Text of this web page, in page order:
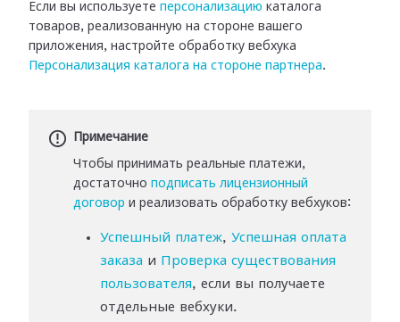
Если вы используете персонализацию каталога
товаров, реализованную на стороне вашего
приложения, настройте обработку вебхука
Персонализация каталога на стороне партнера.
Примечание
Чтобы принимать реальные платежи,
достаточно подписать лицензионный
договор и реализовать обработку вебхуков:
Успешный платеж, Успешная оплата
заказа и Проверка существования
пользователя, если вы получаете
отдельные вебхуки.